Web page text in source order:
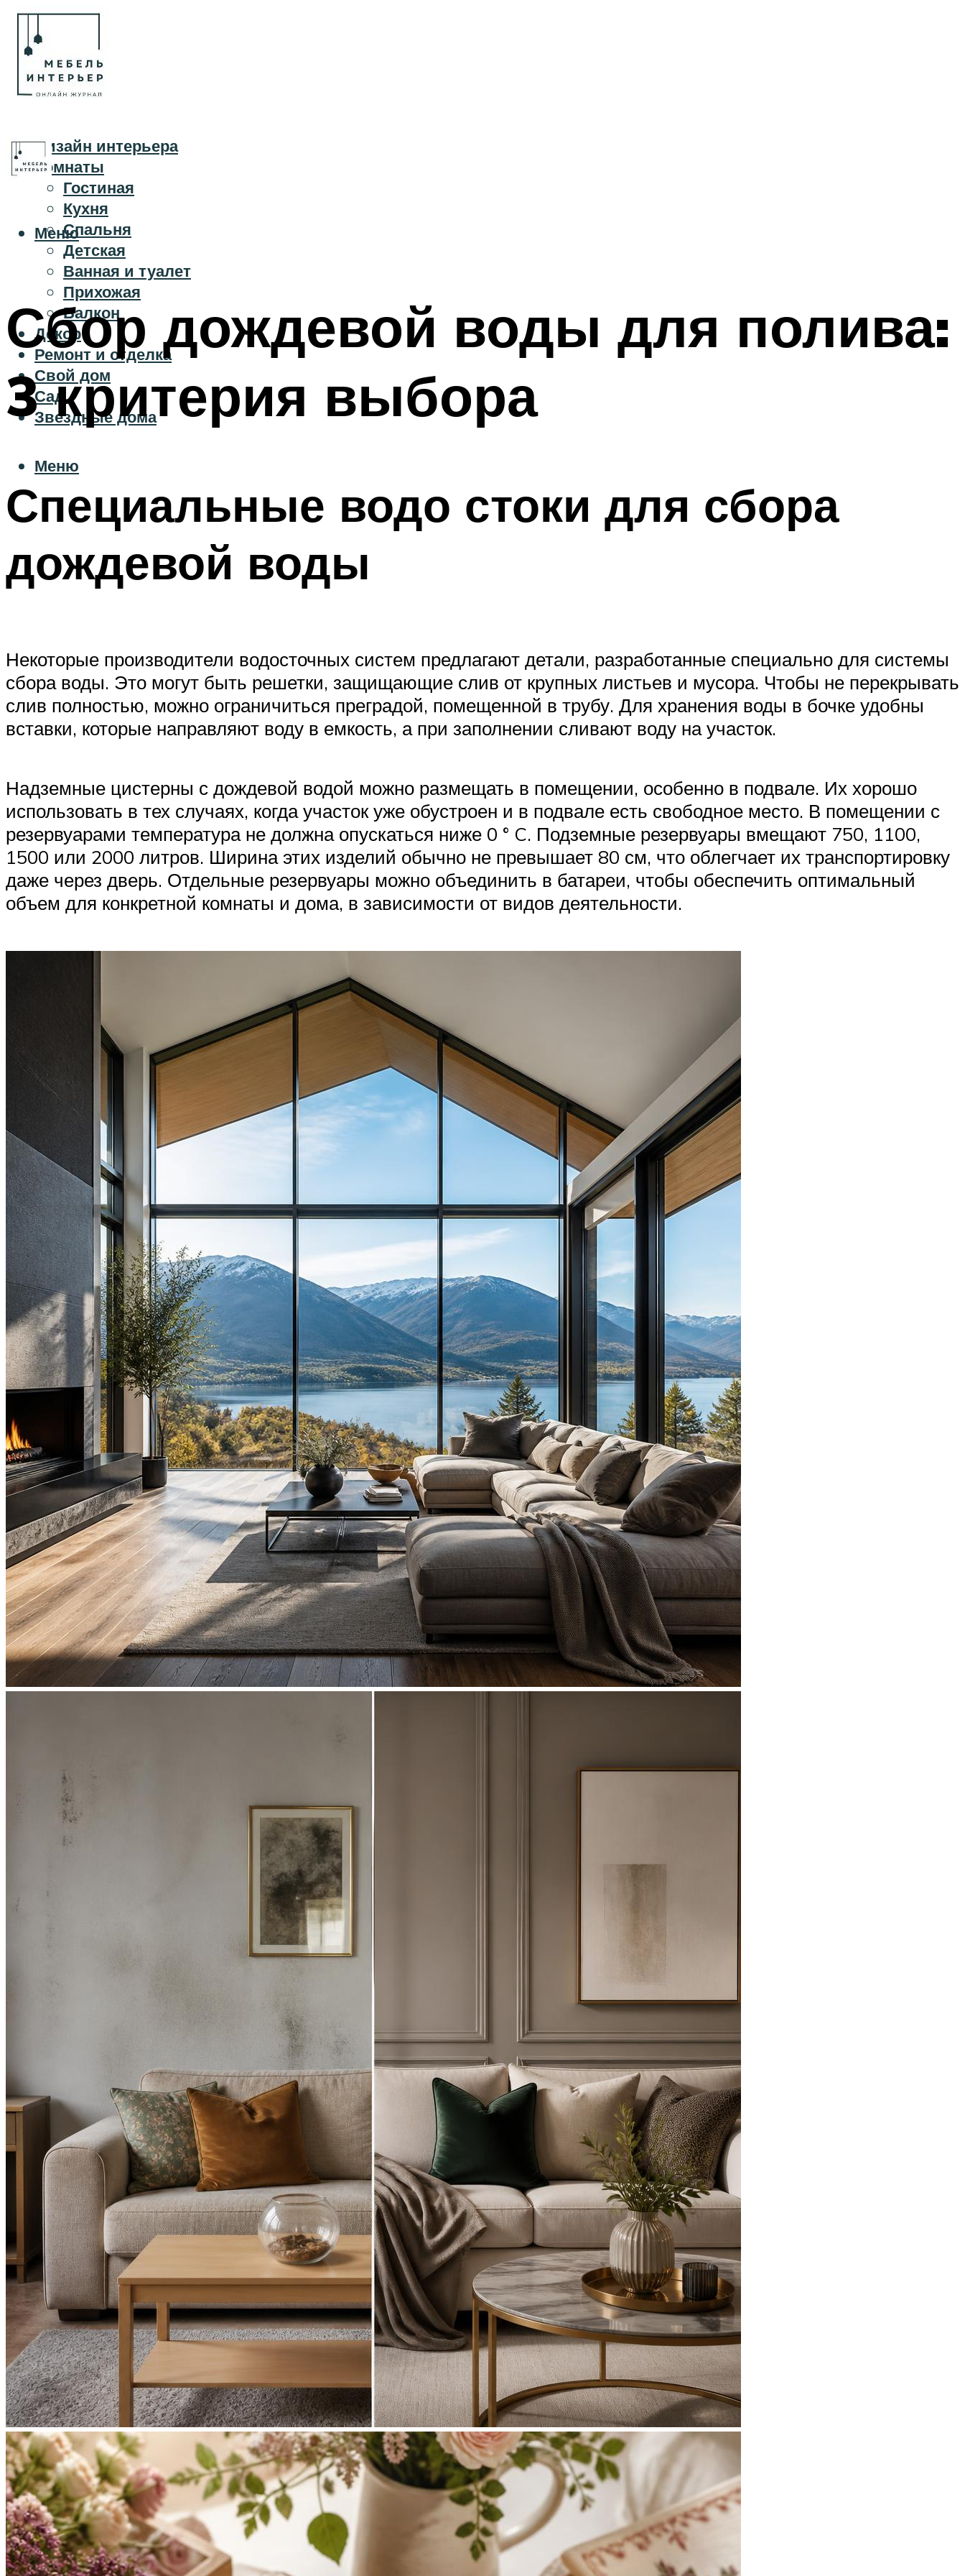
Дизайн интерьера
Комнаты
Гостиная
Кухня
Спальня
Детская
Ванная и туалет
Прихожая
Балкон
Декор
Ремонт и отделка
Свой дом
Сад
Звездные дома
Меню
Меню
Сбор дождевой воды для полива:
3 критерия выбора
Специальные водо стоки для сбора
дождевой воды
Некоторые производители водосточных систем предлагают детали, разработанные специально для системы
сбора воды. Это могут быть решетки, защищающие слив от крупных листьев и мусора. Чтобы не перекрывать
слив полностью, можно ограничиться преградой, помещенной в трубу. Для хранения воды в бочке удобны
вставки, которые направляют воду в емкость, а при заполнении сливают воду на участок.
Надземные цистерны с дождевой водой можно размещать в помещении, особенно в подвале. Их хорошо
использовать в тех случаях, когда участок уже обустроен и в подвале есть свободное место. В помещении с
резервуарами температура не должна опускаться ниже 0 ° C. Подземные резервуары вмещают 750, 1100,
1500 или 2000 литров. Ширина этих изделий обычно не превышает 80 см, что облегчает их транспортировку
даже через дверь. Отдельные резервуары можно объединить в батареи, чтобы обеспечить оптимальный
объем для конкретной комнаты и дома, в зависимости от видов деятельности.